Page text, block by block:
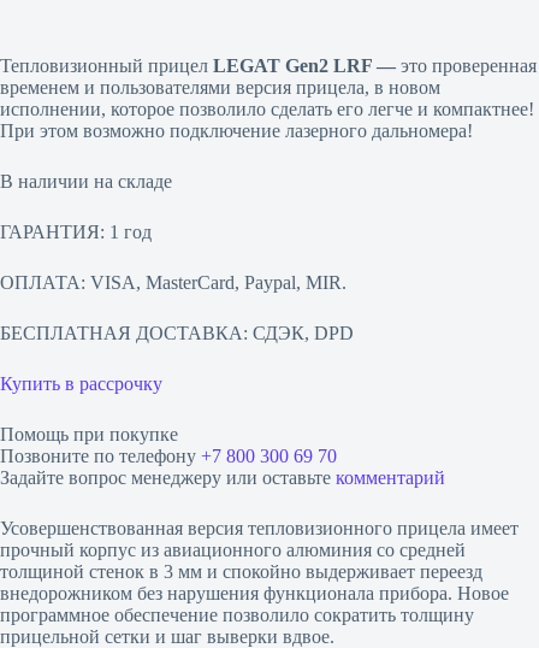
Тепловизионный прицел LEGAT Gen2 LRF — это проверенная
временем и пользователями версия прицела, в новом
исполнении, которое позволило сделать его легче и компактнее!
При этом возможно подключение лазерного дальномера!
В наличии на складе
ГАРАНТИЯ: 1 год
ОПЛАТА: VISA, MasterCard, Paypal, MIR.
БЕСПЛАТНАЯ ДОСТАВКА: СДЭК, DPD
Купить в рассрочку
Помощь при покупке
Позвоните по телефону +7 800 300 69 70
Задайте вопрос менеджеру или оставьте комментарий
Усовершенствованная версия тепловизионного прицела имеет
прочный корпус из авиационного алюминия со средней
толщиной стенок в 3 мм и спокойно выдерживает переезд
внедорожником без нарушения функционала прибора. Новое
программное обеспечение позволило сократить толщину
прицельной сетки и шаг выверки вдвое.